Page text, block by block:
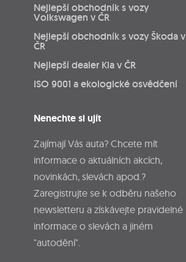
Nejlepší obchodník s vozy
Volkswagen v ČR
Nejlepší obchodník s vozy Škoda v
ČR
Nejlepší dealer Kia v ČR
ISO 9001 a ekologické osvědčení
Nenechte si ujít
Zajímají Vás auta? Chcete mít
informace o aktuálních akcích,
novinkách, slevách apod.?
Zaregistrujte se k odběru našeho
newsletteru a získávejte pravidelné
informace o slevách a jiném
"autodění".